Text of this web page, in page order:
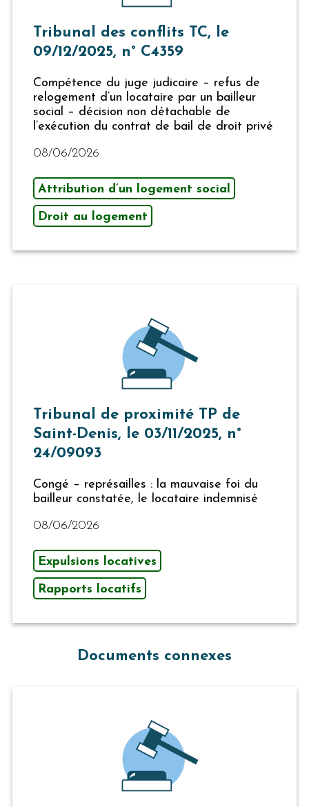
Tribunal des conflits TC, le
09/12/2025, n° C4359
Compétence du juge judicaire – refus de
relogement d’un locataire par un bailleur
social – décision non détachable de
l’exécution du contrat de bail de droit privé
08/06/2026
Attribution d’un logement social
Droit au logement
Tribunal de proximité TP de
Saint-Denis, le 03/11/2025, n°
24/09093
Congé – représailles : la mauvaise foi du
bailleur constatée, le locataire indemnisé
08/06/2026
Expulsions locatives
Rapports locatifs
Documents connexes